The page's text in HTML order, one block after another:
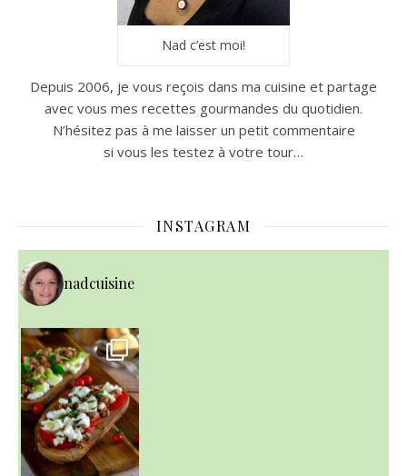
Nad c’est moi!
Depuis 2006, je vous reçois dans ma cuisine et partage
avec vous mes recettes gourmandes du quotidien.
N’hésitez pas à me laisser un petit commentaire
si vous les testez à votre tour…
INSTAGRAM
nadcuisine